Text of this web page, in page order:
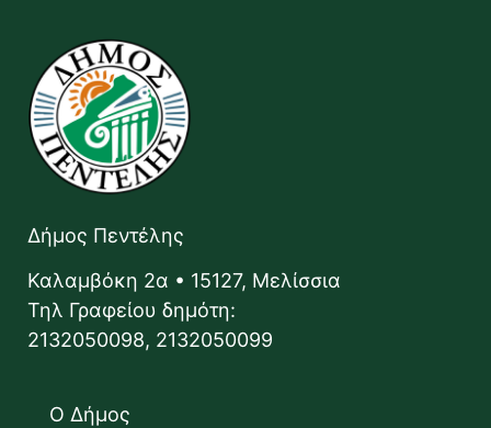
Δήμος Πεντέλης
Καλαμβόκη 2α • 15127, Μελίσσια
Τηλ Γραφείου δημότη:
2132050098, 2132050099
Ο Δήμος